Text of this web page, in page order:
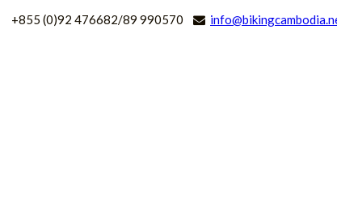
+855 (0)92 476682/89 990570